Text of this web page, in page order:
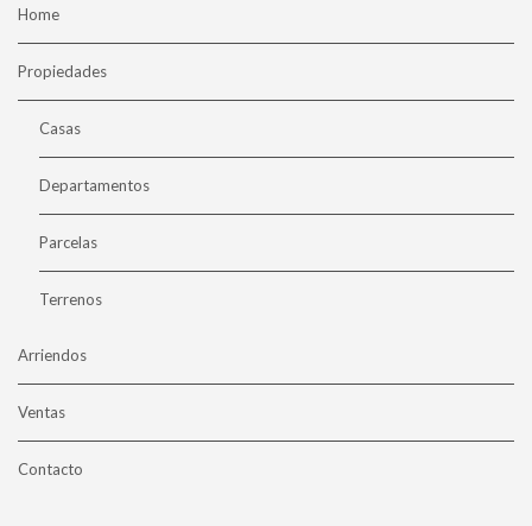
Home
Propiedades
Casas
Departamentos
Parcelas
Terrenos
Arriendos
Ventas
Contacto